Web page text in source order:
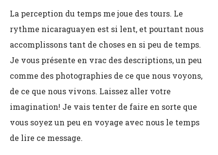
La perception du temps me joue des tours. Le
rythme nicaraguayen est si lent, et pourtant nous
accomplissons tant de choses en si peu de temps.
Je vous présente en vrac des descriptions, un peu
comme des photographies de ce que nous voyons,
de ce que nous vivons. Laissez aller votre
imagination! Je vais tenter de faire en sorte que
vous soyez un peu en voyage avec nous le temps
de lire ce message.